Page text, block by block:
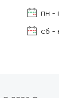
пн -
сб -